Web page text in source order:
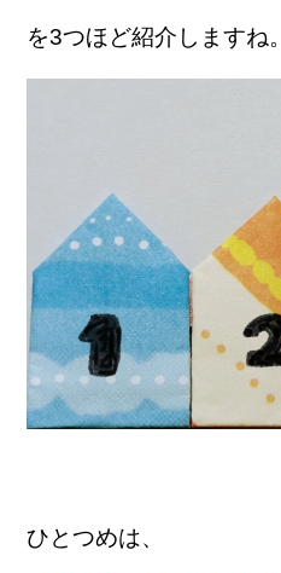
を3つほど紹介しますね。
ひとつめは、